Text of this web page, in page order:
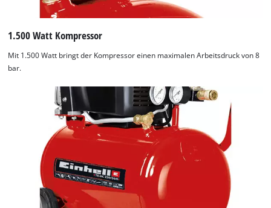
1.500 Watt Kompressor
Mit 1.500 Watt bringt der Kompressor einen maximalen Arbeitsdruck von 8
bar.